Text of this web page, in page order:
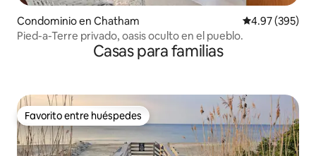
Condominio en Chatham Calificación
4.97 (395)
Pied-a-Terre privado, oasis oculto en el pueblo.
Casas para familias
Favorito entre huéspedes
Favorito entre huéspedes